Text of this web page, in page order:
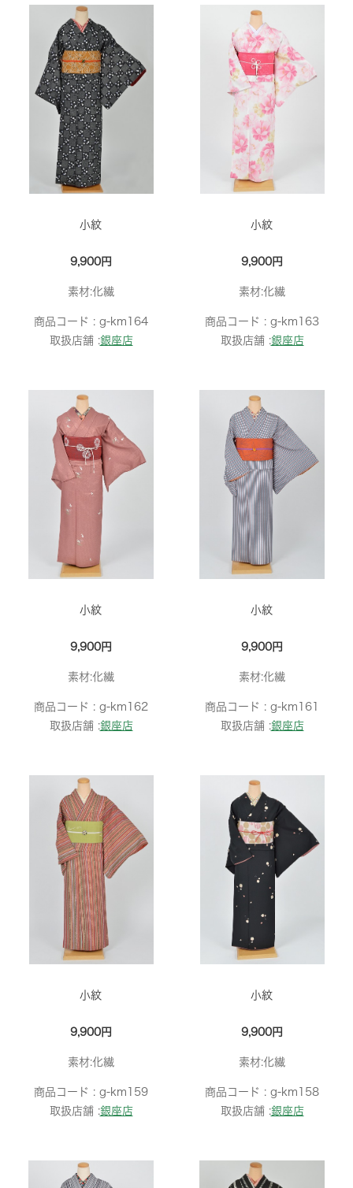
小紋
9,900円
素材:化繊
商品コード : g-km164
取扱店舗 :銀座店
小紋
9,900円
素材:化繊
商品コード : g-km163
取扱店舗 :銀座店
小紋
9,900円
素材:化繊
商品コード : g-km162
取扱店舗 :銀座店
小紋
9,900円
素材:化繊
商品コード : g-km161
取扱店舗 :銀座店
小紋
9,900円
素材:化繊
商品コード : g-km159
取扱店舗 :銀座店
小紋
9,900円
素材:化繊
商品コード : g-km158
取扱店舗 :銀座店